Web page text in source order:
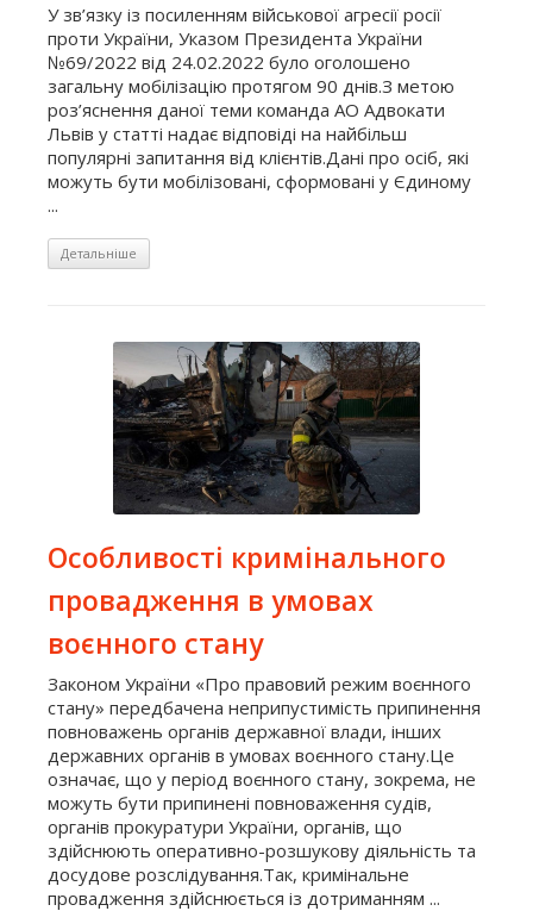
У зв’язку із посиленням військової агресії росії
проти України, Указом Президента України
№69/2022 від 24.02.2022 було оголошено
загальну мобілізацію протягом 90 днів.З метою
роз’яснення даної теми команда АО Адвокати
Львів у статті надає відповіді на найбільш
популярні запитання від клієнтів.Дані про осіб, які
можуть бути мобілізовані, сформовані у Єдиному
...
Детальніше
Особливості кримінального
провадження в умовах
воєнного стану
Законом України «Про правовий режим воєнного
стану» передбачена неприпустимість припинення
повноважень органів державної влади, інших
державних органів в умовах воєнного стану.Це
означає, що у період воєнного стану, зокрема, не
можуть бути припинені повноваження судів,
органів прокуратури України, органів, що
здійснюють оперативно-розшукову діяльність та
досудове розслідування.Так, кримінальне
провадження здійснюється із дотриманням ...